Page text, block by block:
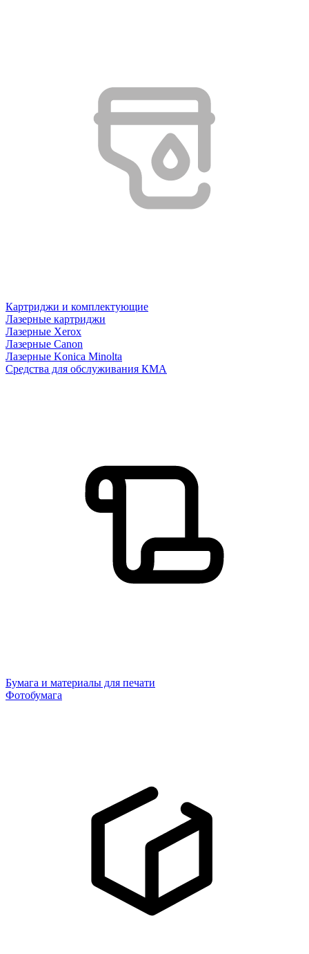
Картриджи и комплектующие
Лазерные картриджи
Лазерные Xerox
Лазерные Canon
Лазерные Konica Minolta
Средства для обслуживания КМА
Бумага и материалы для печати
Фотобумага